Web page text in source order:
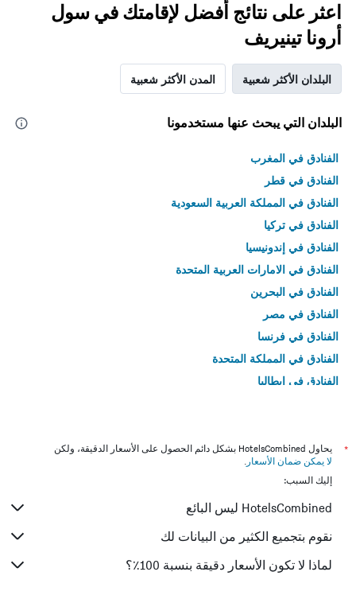
اعثر على نتائج أفضل لإقامتك في سول
أرونا تينيريف
البلدان الأكثر شعبية المدن الأكثر شعبية
البلدان التي يبحث عنها مستخدمونا
الفنادق في المغرب
الفنادق في قطر
الفنادق في المملكة العربية السعودية
الفنادق في تركيا
الفنادق في إندونيسيا
الفنادق في الامارات العربية المتحدة
الفنادق في البحرين
الفنادق في مصر
الفنادق في فرنسا
الفنادق في المملكة المتحدة
الفنادق في إيطاليا
*
يحاول HotelsCombined بشكل دائم الحصول على الأسعار الدقيقة، ولكن
لا يمكن ضمان الأسعار .
إليك السبب:
HotelsCombined ليس البائع
نقوم بتجميع الكثير من البيانات لك
لماذا لا تكون الأسعار دقيقة بنسبة 100٪؟